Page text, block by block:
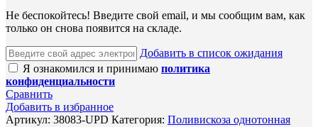
Не беспокойтесь! Введите свой email, и мы сообщим вам, как
только он снова появится на складе.
Добавить в список ожидания
Я ознакомился и принимаю политика
конфиденциальности
Сравнить
Добавить в избранное
Артикул: 38083-UPD Категория: Поливискоза однотонная